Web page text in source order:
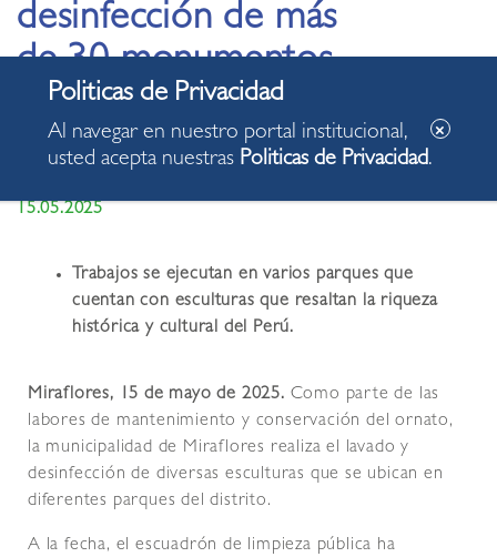
desinfección de más
de 30 monumentos
emblemáticos del
distrito
15.05.2025
Trabajos se ejecutan en varios parques que
cuentan con esculturas que resaltan la riqueza
histórica y cultural del Perú.
Miraflores, 15 de mayo de 2025. Como parte de las
labores de mantenimiento y conservación del ornato,
la municipalidad de Miraflores realiza el lavado y
desinfección de diversas esculturas que se ubican en
diferentes parques del distrito.
A la fecha, el escuadrón de limpieza pública ha
Al navegar en nuestro portal institucional,
usted acepta nuestras Politicas de Privacidad.